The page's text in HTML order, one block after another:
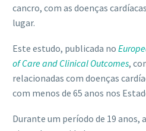
cancro, com as doenças
lugar.
Este estudo, publicada no
of Care and Clinical Outcomes,
relacionadas com doenças
com menos de 65 anos nos
Durante um período de 19 anos,